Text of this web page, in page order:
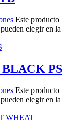
Este producto
elegir en la
PS
Este producto
elegir en la